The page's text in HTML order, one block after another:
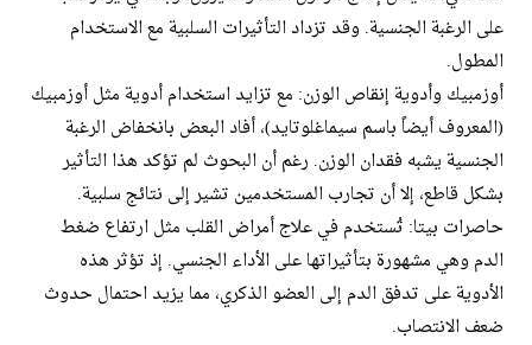
على الرغبة الجنسية. وقد تزداد التأثيرات السلبية مع الاستخدام
المطول.
أوزمبيك وأدوية إنقاص الوزن: مع تزايد استخدام أدوية مثل أوزمبيك
(المعروف أيضاً باسم سيماغلوتايد)، أفاد البعض بانخفاض الرغبة
الجنسية يشبه فقدان الوزن. رغم أن البحوث لم تؤكد هذا التأثير
بشكل قاطع، إلا أن تجارب المستخدمين تشير إلى نتائج سلبية.
حاصرات بيتا: تُستخدم في علاج أمراض القلب مثل ارتفاع ضغط
الدم وهي مشهورة بتأثيراتها على الأداء الجنسي. إذ تؤثر هذه
الأدوية على تدفق الدم إلى العضو الذكري، مما يزيد احتمال حدوث
ضعف الانتصاب.